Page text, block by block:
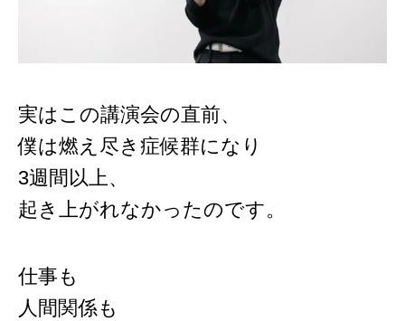
実はこの講演会の直前、
僕は燃え尽き症候群になり
3週間以上、
起き上がれなかったのです。
仕事も
人間関係も